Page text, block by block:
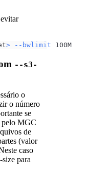
> --bwlimit 100M
--s3-
o
o número
se
pelo MGC
de
(valor
caso
para